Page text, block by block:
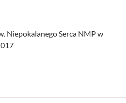
Niepokalanego Serca NMP w